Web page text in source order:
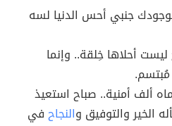
جنبي أحس الدنيا لسه
أحلاها خِلقة.. وإنما
مُبتسم.
ألف أمنية.. صباح استعيذ
الخير والتوفيق والنجاحفي